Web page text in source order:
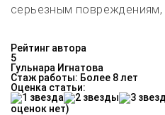
серьезным повреждениям,
Рейтинг автора
5
Гульнара Игнатова
Стаж работы: Более 8 лет
Оценка статьи:
оценок нет)